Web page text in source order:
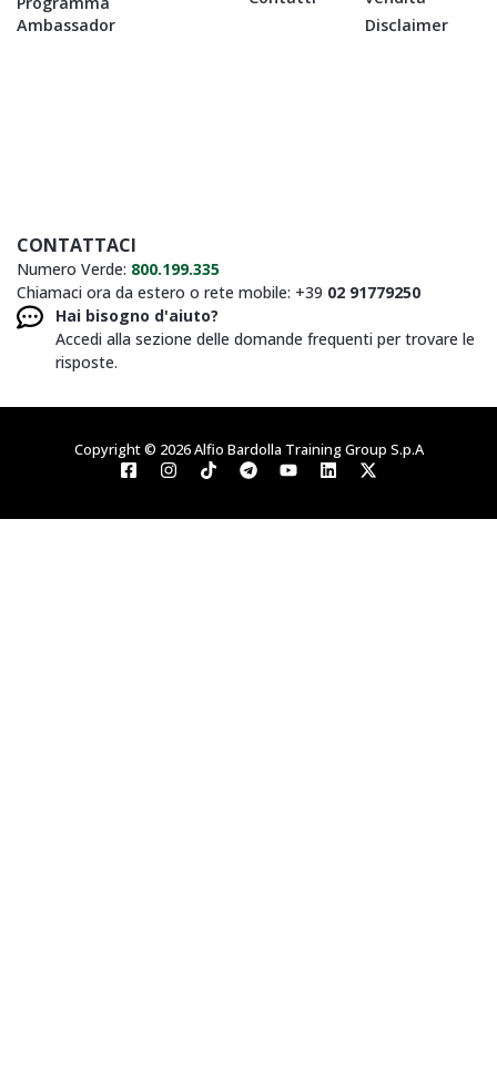
Ambassador
Disclaimer
CONTATTACI
Numero Verde: 800.199.335
Chiamaci ora da estero o rete mobile: +39 02 91779250
Hai bisogno d'aiuto?
Accedi alla sezione delle domande frequenti per trovare le
risposte.
Copyright © 2026 Alfio Bardolla Training Group S.p.A